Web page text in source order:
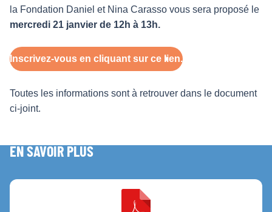
la Fondation Daniel et Nina Carasso vous sera proposé le
mercredi 21 janvier de 12h à 13h.
Inscrivez-vous en cliquant sur ce lien.
Toutes les informations sont à retrouver dans le document
ci-joint.
EN SAVOIR PLUS